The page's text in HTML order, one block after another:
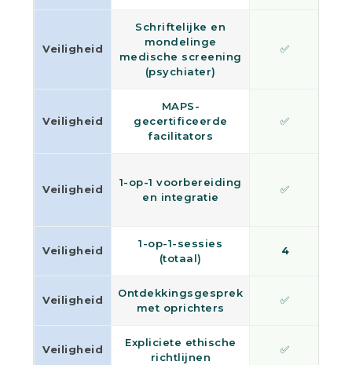
Veiligheid
Schriftelijke en
mondelinge
medische screening
(psychiater)
✅
Veiligheid
MAPS-
gecertificeerde
facilitators
✅
Veiligheid
1-op-1 voorbereiding
en integratie
✅
Veiligheid
1-op-1-sessies
(totaal)
4
Veiligheid
Ontdekkingsgesprek
met oprichters
✅
Veiligheid
Expliciete ethische
richtlijnen
✅